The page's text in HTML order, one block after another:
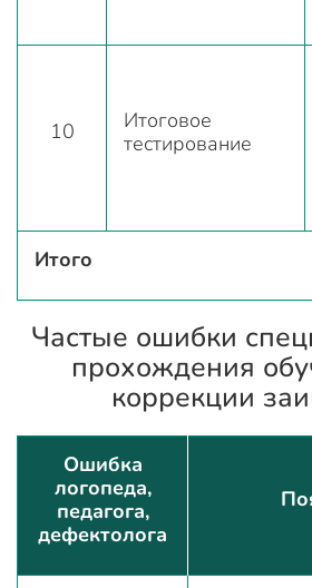
10
Итоговое
тестирование
Итого
Частые ошибки
прохождения
коррекции
Ошибка
логопеда,
педагога,
дефектолога